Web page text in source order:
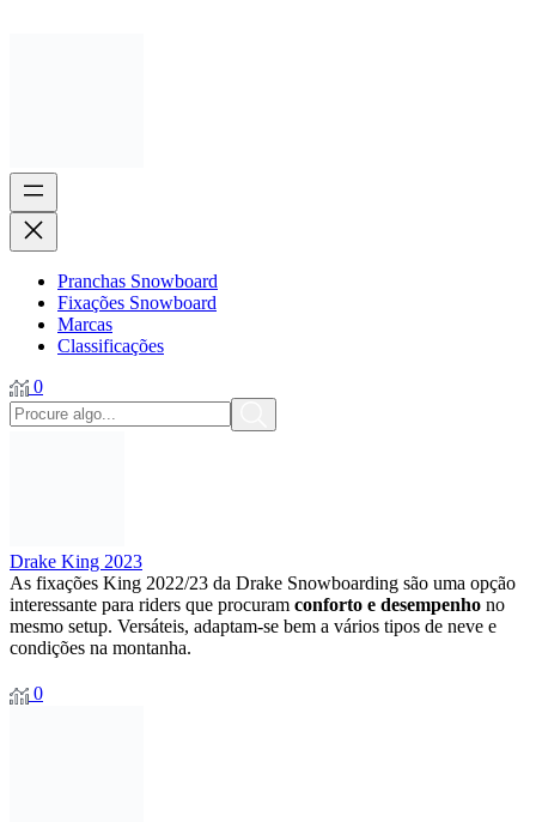
Pranchas Snowboard
Fixações Snowboard
Marcas
Classificações
0
Drake King 2023
As fixações King 2022/23 da Drake Snowboarding são uma opção
interessante para riders que procuram conforto e desempenho no
mesmo setup. Versáteis, adaptam-se bem a vários tipos de neve e
condições na montanha.
0